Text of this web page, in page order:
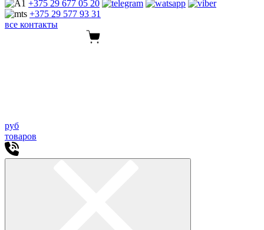
+375 29 677 05 20
+375 29 577 93 31
все контакты
руб
товаров